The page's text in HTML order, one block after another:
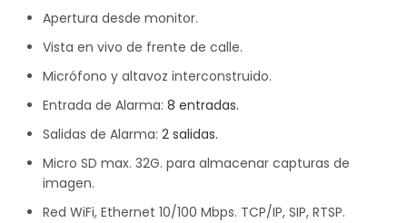
Apertura desde monitor.
Vista en vivo de frente de calle.
Micrófono y altavoz interconstruido.
Entrada de Alarma: 8 entradas.
Salidas de Alarma: 2 salidas.
Micro SD max. 32G. para almacenar capturas de
imagen.
Red WiFi, Ethernet 10/100 Mbps. TCP/IP, SIP, RTSP.